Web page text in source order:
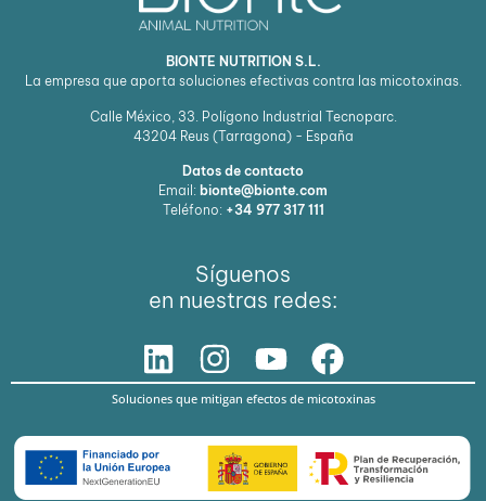
BIONTE NUTRITION S.L.
La empresa que aporta soluciones efectivas contra las micotoxinas.
Calle México, 33. Polígono Industrial Tecnoparc.
43204 Reus (Tarragona) - España
Datos de contacto
Email: bionte@bionte.com
Teléfono: +34 977 317 111
Síguenos
en nuestras redes:
Soluciones que mitigan efectos de micotoxinas